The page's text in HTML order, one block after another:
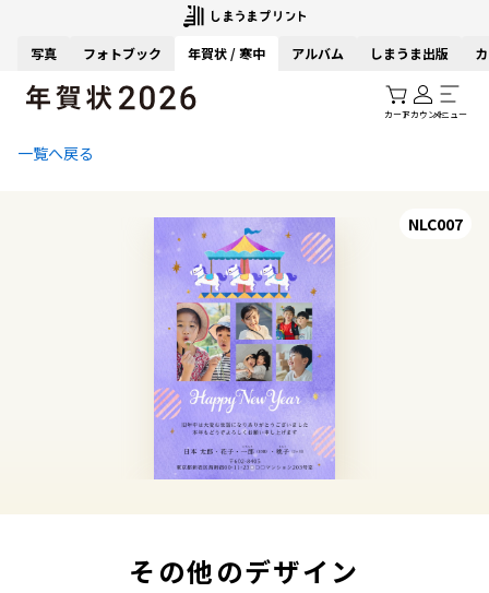
写真 フォトブック 年賀状 / 寒中 アルバム しまうま出版
カートアカウントメニュー
一覧へ戻る
NLC007
その他のデザイン